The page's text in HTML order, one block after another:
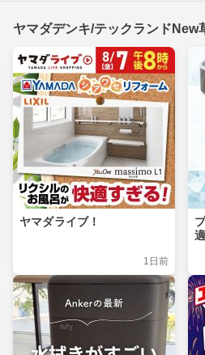
ヤマダデンキ/テックランドNew
ヤマダライブ！
1日前